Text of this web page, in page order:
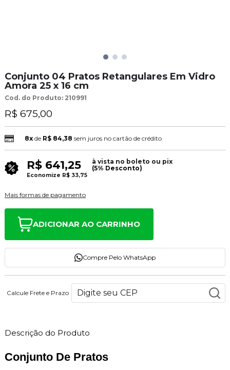
Conjunto 04 Pratos Retangulares Em Vidro
Amora 25 x 16 cm
Cod. do Produto: 210991
R$ 675,00
8xde R$ 84,38 sem juros no cartão de crédito
R$ 641,25
à vista no boleto ou pix
(5% Desconto)
Economize R$ 33,75
Mais formas de pagamento
ADICIONAR AO CARRINHO
Compre Pelo WhatsApp
Calcule Frete e Prazo
Descrição do Produto
Conjunto De Pratos